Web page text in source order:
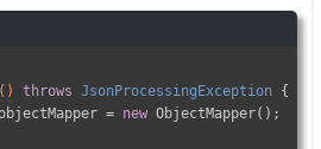
() throws JsonProcessingException {
=
new ObjectMapper();